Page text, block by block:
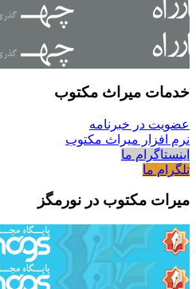
خدمات میراث مکتوب
عضویت در خبرنامه
نرم افزار میراث مکتوب
اینستاگرام ما
تلگرام ما
میرات مکتوب در نورمگز